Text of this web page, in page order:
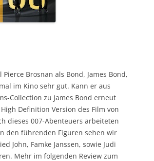
Brosnan als Bond, James Bond,
im Kino sehr gut. Kann er aus
Collection zu James Bond erneut
Definition Version des Film von
dieses 007-Abenteuers arbeiteten
den führenden Figuren sehen wir
John, Famke Janssen, sowie Judi
Mehr im folgenden Review zum